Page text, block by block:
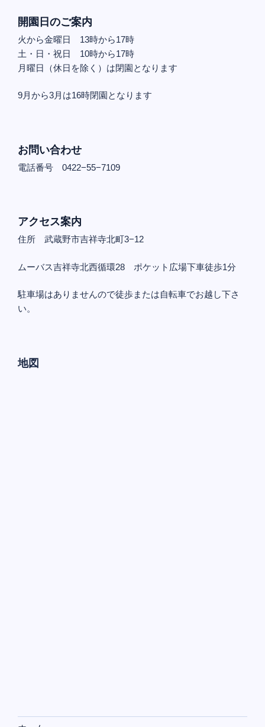
開園日のご案内
火から金曜日 13時から17時
土・日・祝日 10時から17時
月曜日（休日を除く）は閉園となります
9月から3月は16時閉園となります
お問い合わせ
電話番号 0422−55−7109
アクセス案内
住所 武蔵野市吉祥寺北町3−12
ムーバス吉祥寺北西循環28 ポケット広場下車徒歩1分
駐車場はありませんので徒歩または自転車でお越し下さ
い。
地図